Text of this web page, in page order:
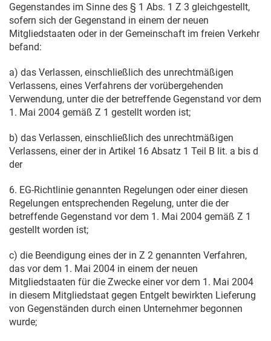
Gegenstandes im Sinne des § 1 Abs. 1 Z 3 gleichgestellt,
sofern sich der Gegenstand in einem der neuen
Mitgliedstaaten oder in der Gemeinschaft im freien Verkehr
befand:
a) das Verlassen, einschließlich des unrechtmäßigen
Verlassens, eines Verfahrens der vorübergehenden
Verwendung, unter die der betreffende Gegenstand vor dem
1. Mai 2004 gemäß Z 1 gestellt worden ist;
b) das Verlassen, einschließlich des unrechtmäßigen
Verlassens, einer der in Artikel 16 Absatz 1 Teil B lit. a bis d
der
6. EG-Richtlinie genannten Regelungen oder einer diesen
Regelungen entsprechenden Regelung, unter die der
betreffende Gegenstand vor dem 1. Mai 2004 gemäß Z 1
gestellt worden ist;
c) die Beendigung eines der in Z 2 genannten Verfahren,
das vor dem 1. Mai 2004 in einem der neuen
Mitgliedstaaten für die Zwecke einer vor dem 1. Mai 2004
in diesem Mitgliedstaat gegen Entgelt bewirkten Lieferung
von Gegenständen durch einen Unternehmer begonnen
wurde;